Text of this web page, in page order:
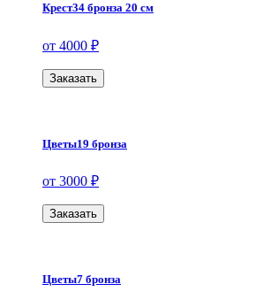
Крест34 бронза 20 см
от 4000 ₽
Заказать
Цветы19 бронза
от 3000 ₽
Заказать
Цветы7 бронза